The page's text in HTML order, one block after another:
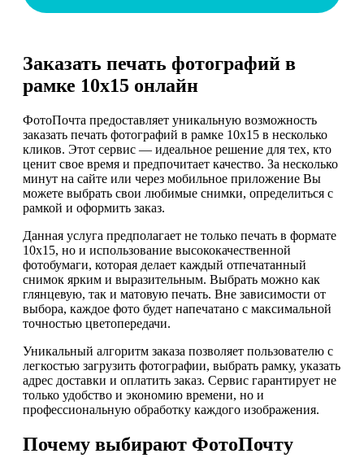
Заказать печать фотографий в
рамке 10х15 онлайн
ФотоПочта предоставляет уникальную возможность
заказать печать фотографий в рамке 10х15 в несколько
кликов. Этот сервис — идеальное решение для тех, кто
ценит свое время и предпочитает качество. За несколько
минут на сайте или через мобильное приложение Вы
можете выбрать свои любимые снимки, определиться с
рамкой и оформить заказ.
Данная услуга предполагает не только печать в формате
10х15, но и использование высококачественной
фотобумаги, которая делает каждый отпечатанный
снимок ярким и выразительным. Выбрать можно как
глянцевую, так и матовую печать. Вне зависимости от
выбора, каждое фото будет напечатано с максимальной
точностью цветопередачи.
Уникальный алгоритм заказа позволяет пользователю с
легкостью загрузить фотографии, выбрать рамку, указать
адрес доставки и оплатить заказ. Сервис гарантирует не
только удобство и экономию времени, но и
профессиональную обработку каждого изображения.
Почему выбирают ФотоПочту